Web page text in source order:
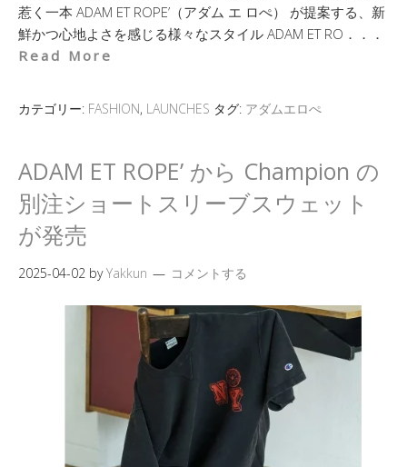
惹く一本 ADAM ET ROPE’（アダム エ ロぺ） が提案する、新
鮮かつ心地よさを感じる様々なスタイル ADAM ET RO．．．
Read More
カテゴリー: FASHION, LAUNCHES タグ: アダムエロぺ
ADAM ET ROPE’ から Champion の
別注ショートスリーブスウェット
が発売
2025-04-02 byYakkun コメントする